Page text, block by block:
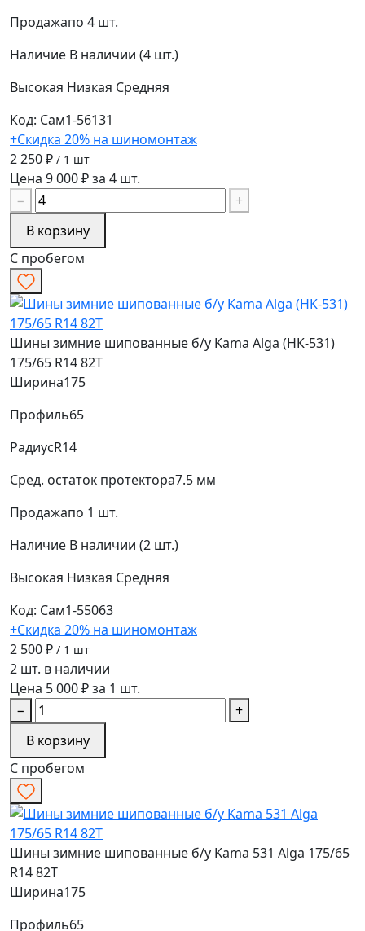
Продажапо 4 шт.
Наличие В наличии (4 шт.)
Высокая Низкая Средняя
Код: Сам1-56131
+Скидка 20% на шиномонтаж
2 250 ₽ / 1 шт
Цена 9 000 ₽ за 4 шт.
−
+
В корзину
С пробегом
Шины зимние шипованные б/у Kama Alga (НК-531)
175/65 R14 82T
Ширина175
Профиль65
РадиусR14
Сред. остаток протектора7.5 мм
Продажапо 1 шт.
Наличие В наличии (2 шт.)
Высокая Низкая Средняя
Код: Сам1-55063
+Скидка 20% на шиномонтаж
2 500 ₽ / 1 шт
2 шт. в наличии
Цена 5 000 ₽ за 1 шт.
−
+
В корзину
С пробегом
Шины зимние шипованные б/у Kama 531 Alga 175/65
R14 82T
Ширина175
Профиль65